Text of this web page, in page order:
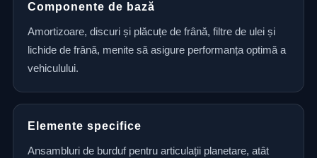
Componente de bază
Amortizoare, discuri și plăcuțe de frână, filtre de ulei și
lichide de frână, menite să asigure performanța optimă a
vehiculului.
Elemente specifice
Ansambluri de burduf pentru articulații planetare, atât